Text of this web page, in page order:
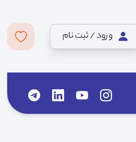
ورود / ثبت نام